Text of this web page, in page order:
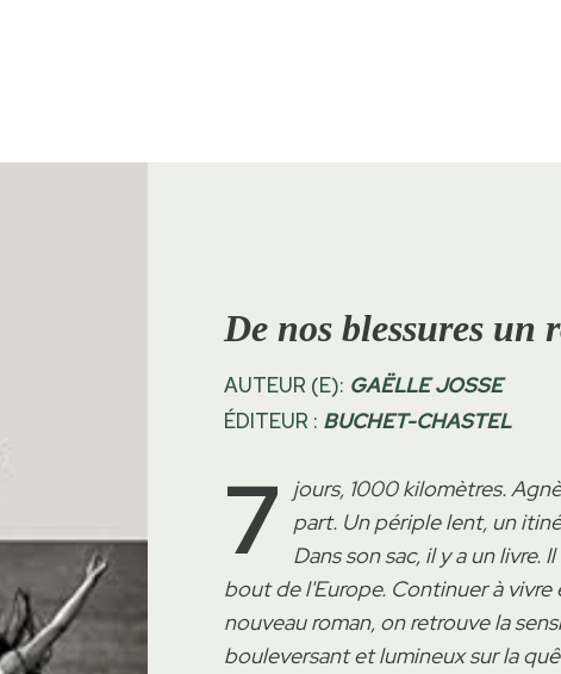
De nos blessures un
AUTEUR (E): GAËLLE JOSSE
ÉDITEUR : BUCHET-CHASTEL
7
jours, 1000 kilomètres.
part. Un périple lent, un
Dans son sac, il y a un livre.
bout de l'Europe. Continuer à
nouveau roman, on retrouve la
bouleversant et lumineux sur la